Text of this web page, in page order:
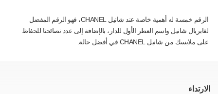
الرقم خمسة له أهمية خاصة عند شانيل CHANEL، فهو الرقم المفضل
لغابريال شانيل واسم العطر الأول للدار، بالإضافة إلى عدد نصائحنا للحفاظ
على ملابسك من شانيل CHANEL في أفضل حالة.
الارتداء